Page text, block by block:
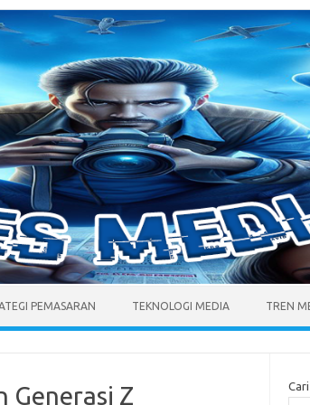
PEMASARAN TEKNOLOGI MEDIA TREN
Generasi Z Cari